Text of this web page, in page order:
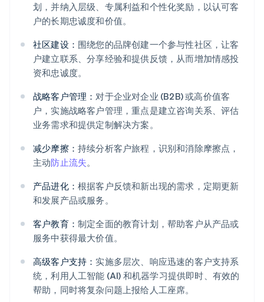
划，并纳入层级、专属利益和个性化奖励，以认可客
户的长期忠诚度和价值。
社区建设： 围绕您的品牌创建一个参与性社区，让客
户建立联系、分享经验和提供反馈，从而增加情感投
资和忠诚度。
战略客户管理：对于企业对企业 (B2B) 或高价值客
户，实施战略客户管理，重点是建立咨询关系、评估
业务需求和提供定制解决方案。
减少摩擦： 持续分析客户旅程，识别和消除摩擦点，
主动防止流失。
产品进化： 根据客户反馈和新出现的需求，定期更新
和发展产品或服务。
客户教育： 制定全面的教育计划，帮助客户从产品或
服务中获得最大价值。
高级客户支持： 实施多层次、响应迅速的客户支持系
统，利用人工智能 (AI) 和机器学习提供即时、有效的
帮助，同时将复杂问题上报给人工座席。